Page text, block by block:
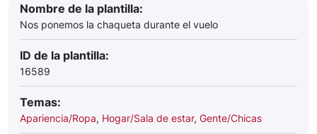
Nombre de la plantilla:
Nos ponemos la chaqueta durante el vuelo
ID de la plantilla:
16589
Temas:
Apariencia/Ropa, Hogar/Sala de estar, Gente/Chicas